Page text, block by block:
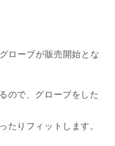
ローブが販売開始とな
ので、グローブをした
たりフィットします。